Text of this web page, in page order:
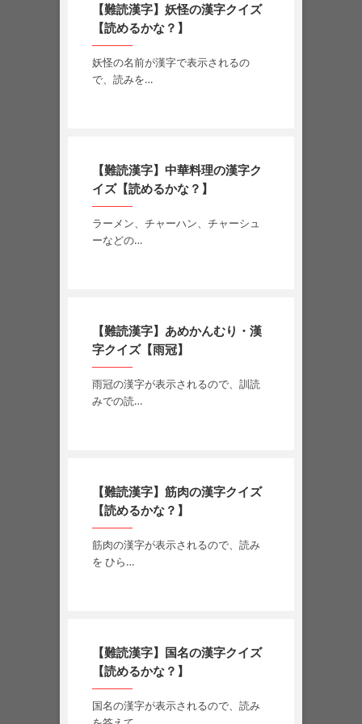
【難読漢字】妖怪の漢字クイズ
【読めるかな？】
妖怪の名前が漢字で表示されるの
で、読みを…
【難読漢字】中華料理の漢字ク
イズ【読めるかな？】
ラーメン、チャーハン、チャーシュ
ーなどの…
【難読漢字】あめかんむり・漢
字クイズ【雨冠】
雨冠の漢字が表示されるので、訓読
みでの読…
【難読漢字】筋肉の漢字クイズ
【読めるかな？】
筋肉の漢字が表示されるので、読み
を ひら…
【難読漢字】国名の漢字クイズ
【読めるかな？】
国名の漢字が表示されるので、読み